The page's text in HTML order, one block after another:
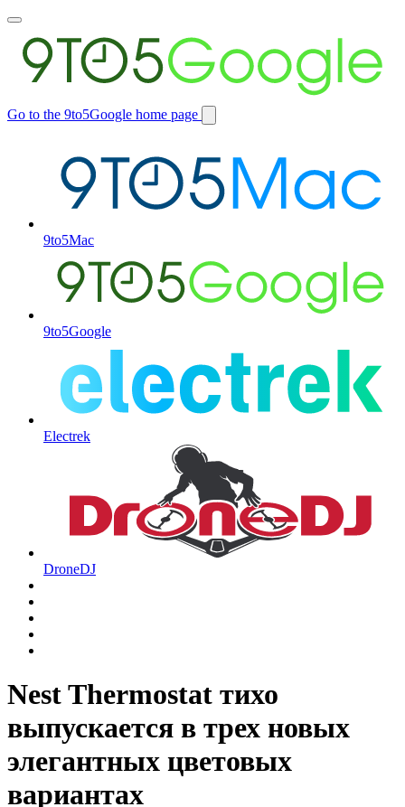
Toggle
main
menu
Go to the 9to5Google home page
Switch
9to5Mac
9to5Google
Electrek
DroneDJ
Nest Thermostat тихо
выпускается в трех новых
элегантных цветовых
вариантах